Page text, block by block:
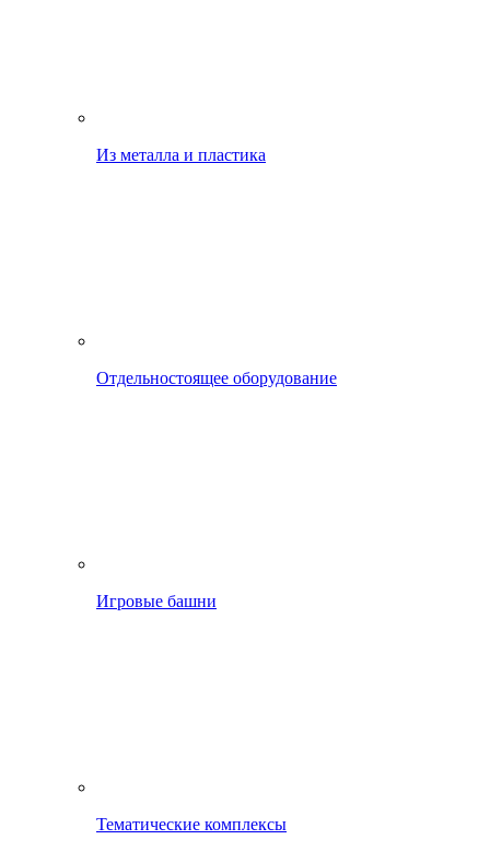
Из металла и пластика
Отдельностоящее оборудование
Игровые башни
Тематические комплексы